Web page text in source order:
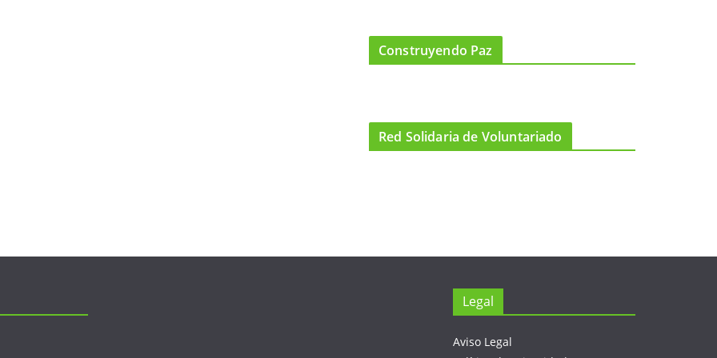
Construyendo Paz
Red Solidaria de Voluntariado
Legal
Aviso Legal